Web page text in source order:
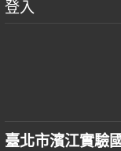
登入
臺北市濱江實驗